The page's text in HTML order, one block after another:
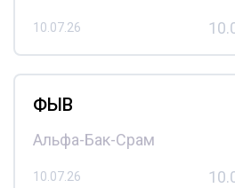
10.07.26
ФЫВ
Альфа-Бак-Срам
10.07.26